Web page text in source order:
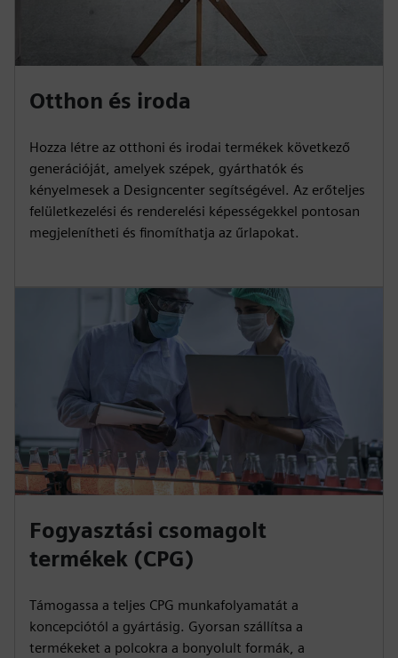
Otthon és iroda
Hozza létre az otthoni és irodai termékek következő
generációját, amelyek szépek, gyárthatók és
kényelmesek a Designcenter segítségével. Az erőteljes
felületkezelési és renderelési képességekkel pontosan
megjelenítheti és finomíthatja az űrlapokat.
Fogyasztási csomagolt
termékek (CPG)
Támogassa a teljes CPG munkafolyamatát a
koncepciótól a gyártásig. Gyorsan szállítsa a
termékeket a polcokra a bonyolult formák, a